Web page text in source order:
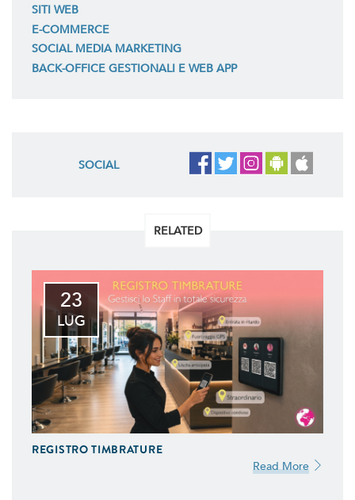
SITI WEB
E-COMMERCE
SOCIAL MEDIA MARKETING
BACK-OFFICE GESTIONALI E WEB APP
SOCIAL
RELATED
23
LUG
REGISTRO TIMBRATURE
Read More